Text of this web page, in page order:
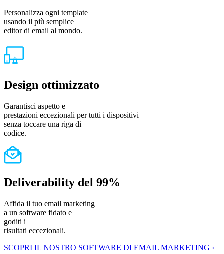
Personalizza ogni template
usando il più semplice
editor di email al mondo.
Design ottimizzato
Garantisci aspetto e
prestazioni eccezionali per tutti i dispositivi
senza toccare una riga di
codice.
Deliverability del 99%
Affida il tuo email marketing
a un software fidato e
goditi i
risultati eccezionali.
SCOPRI IL NOSTRO SOFTWARE DI EMAIL MARKETING ›